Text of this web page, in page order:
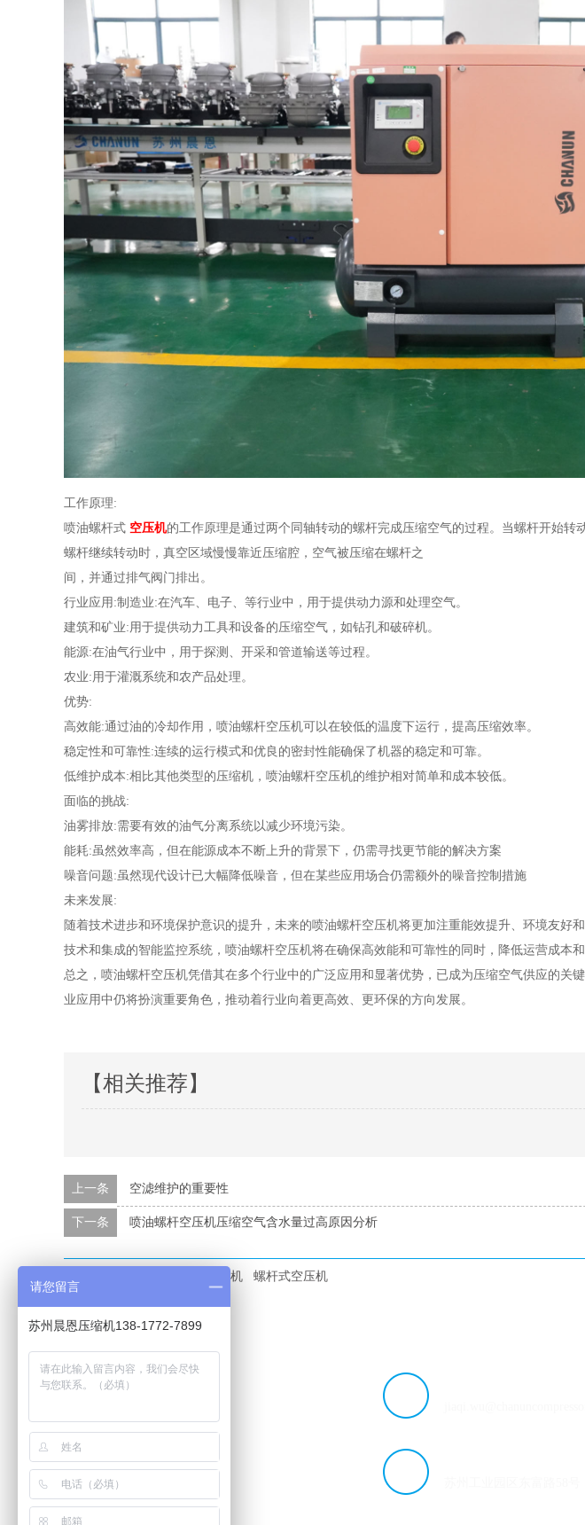
工作原理:
喷油螺杆式 空压机的工作原理是通过两个同轴转动的螺杆完成压缩空气的过程。当螺杆开始转
螺杆继续转动时，真空区域慢慢靠近压缩腔，空气被压缩在螺杆之
间，并通过排气阀门排出。
行业应用:制造业:在汽车、电子、等行业中，用于提供动力源和处理空气。
建筑和矿业:用于提供动力工具和设备的压缩空气，如钻孔和破碎机。
能源:在油气行业中，用于探测、开采和管道输送等过程。
农业:用于灌溉系统和农产品处理。
优势:
高效能:通过油的冷却作用，喷油螺杆空压机可以在较低的温度下运行，提高压缩效率。
稳定性和可靠性:连续的运行模式和优良的密封性能确保了机器的稳定和可靠。
低维护成本:相比其他类型的压缩机，喷油螺杆空压机的维护相对简单和成本较低。
面临的挑战:
油雾排放:需要有效的油气分离系统以减少环境污染。
能耗:虽然效率高，但在能源成本不断上升的背景下，仍需寻找更节能的解决方案
噪音问题:虽然现代设计已大幅降低噪音，但在某些应用场合仍需额外的噪音控制措施
未来发展:
随着技术进步和环境保护意识的提升，未来的喷油螺杆空压机将更加注重能效提升、环境友好
技术和集成的智能监控系统，喷油螺杆空压机将在确保高效能和可靠性的同时，降低运营成本和
总之，喷油螺杆空压机凭借其在多个行业中的广泛应用和显著优势，已成为压缩空气供应的关
业应用中仍将扮演重要角色，推动着行业向着更高效、更环保的方向发展。
【相关推荐】
上一条 空滤维护的重要性
下一条 喷油螺杆空压机压缩空气含水量过高原因分析
空压机 螺杆式空压机
选购及了解
螺杆式空压机
压缩空气站
汽柴油驱动螺杆空压机
车载空压机
请您留言
苏州晨恩压缩机138-1772-7899